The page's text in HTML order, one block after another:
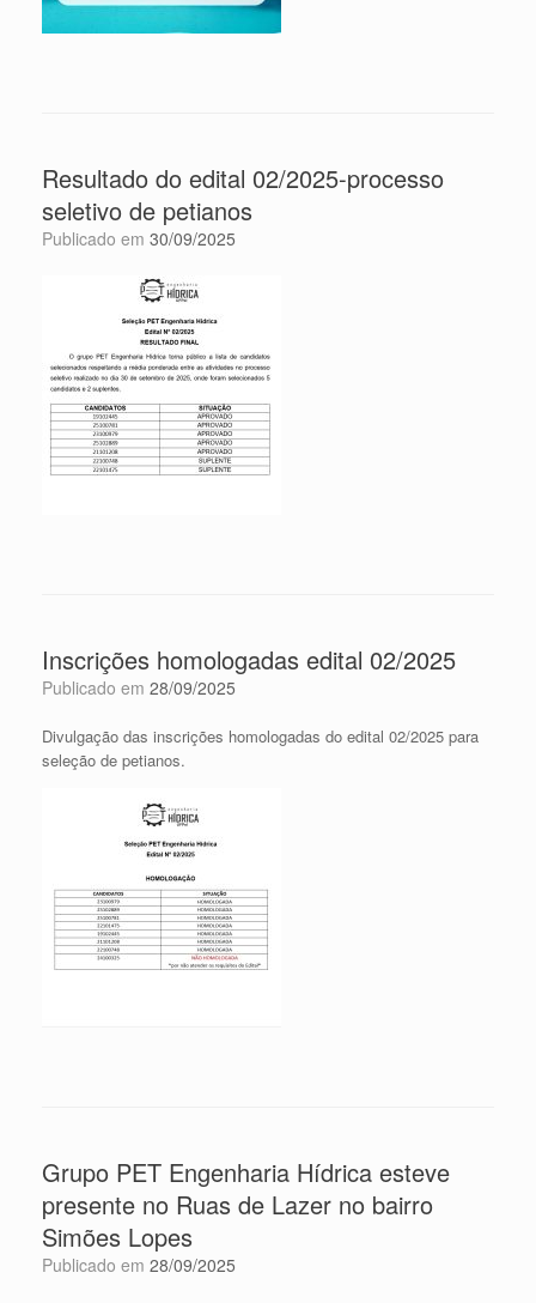
Resultado do edital 02/2025-processo
seletivo de petianos
Publicado em 30/09/2025
Inscrições homologadas edital 02/2025
Publicado em 28/09/2025
Divulgação das inscrições homologadas do edital 02/2025 para
seleção de petianos.
Grupo PET Engenharia Hídrica esteve
presente no Ruas de Lazer no bairro
Simões Lopes
Publicado em 28/09/2025